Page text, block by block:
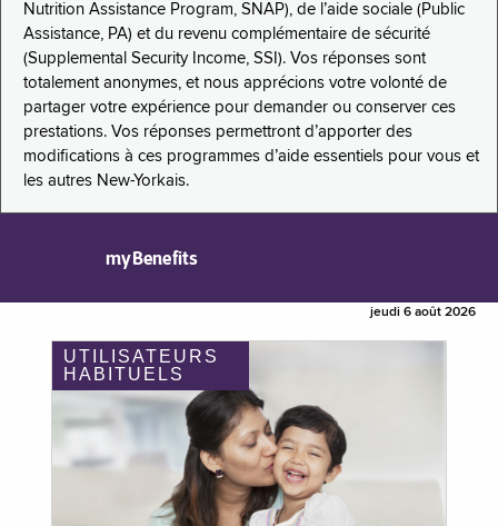
Nutrition Assistance Program, SNAP), de l’aide sociale (Public
Assistance, PA) et du revenu complémentaire de sécurité
(Supplemental Security Income, SSI). Vos réponses sont
totalement anonymes, et nous apprécions votre volonté de
partager votre expérience pour demander ou conserver ces
prestations. Vos réponses permettront d’apporter des
modifications à ces programmes d’aide essentiels pour vous et
les autres New-Yorkais.
myBenefits
jeudi 6 août 2026
UTILISATEURS
HABITUELS